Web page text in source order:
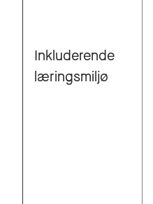
Inkluderende
læringsmiljø